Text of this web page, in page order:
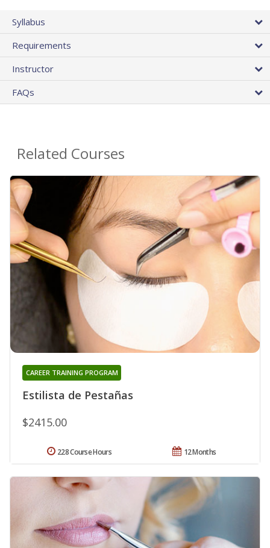
Syllabus
Requirements
Instructor
FAQs
Related Courses
Estilista de Pestañas
CAREER TRAINING PROGRAM
$2415.00
12 Months
228 Course Hours